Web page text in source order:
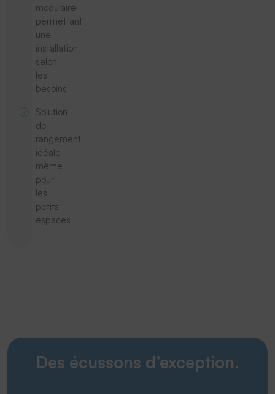
modulaire
permettant
une
installation
selon
les
besoins
Solution
de
rangement
idéale
même
pour
les
petits
espaces
Des écussons d’exception.